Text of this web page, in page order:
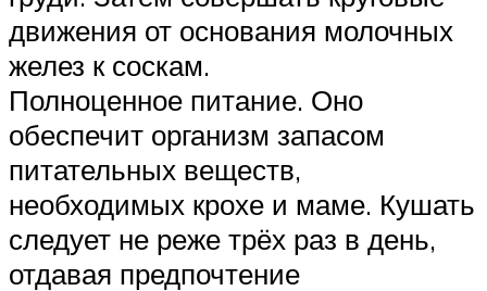
движения от основания молочных
желез к соскам.
Полноценное питание. Оно
обеспечит организм запасом
питательных веществ,
необходимых крохе и маме. Кушать
следует не реже трёх раз в день,
отдавая предпочтение